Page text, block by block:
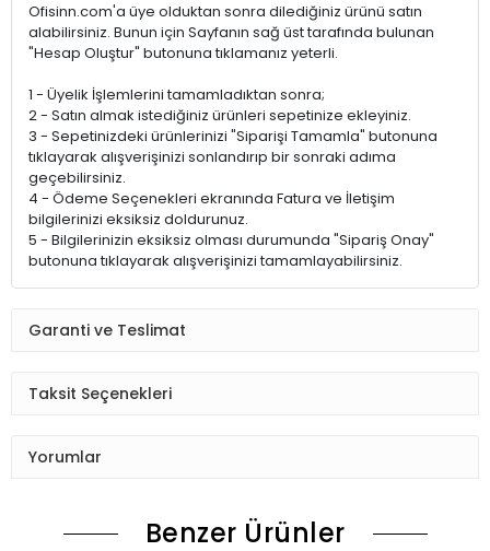
Ofisinn.com'a üye olduktan sonra dilediğiniz ürünü satın
alabilirsiniz. Bunun için Sayfanın sağ üst tarafında bulunan
"Hesap Oluştur" butonuna tıklamanız yeterli.
1 - Üyelik İşlemlerini tamamladıktan sonra;
2 - Satın almak istediğiniz ürünleri sepetinize ekleyiniz.
3 - Sepetinizdeki ürünlerinizi "Siparişi Tamamla" butonuna
tıklayarak alışverişinizi sonlandırıp bir sonraki adıma
geçebilirsiniz.
4 - Ödeme Seçenekleri ekranında Fatura ve İletişim
bilgilerinizi eksiksiz doldurunuz.
5 - Bilgilerinizin eksiksiz olması durumunda "Sipariş Onay"
butonuna tıklayarak alışverişinizi tamamlayabilirsiniz.
Garanti ve Teslimat
Taksit Seçenekleri
Yorumlar
Benzer Ürünler